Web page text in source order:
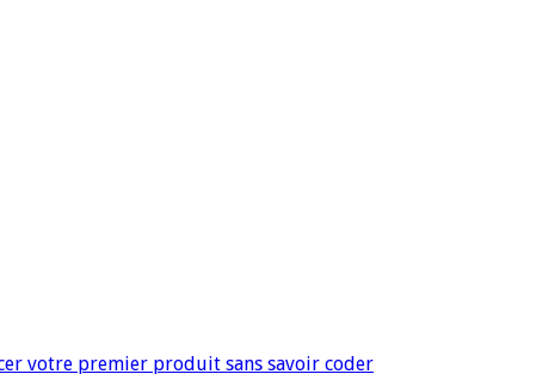
votre premier produit sans savoir coder